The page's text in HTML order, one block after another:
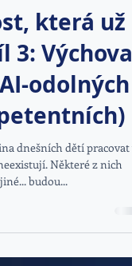
dění
která už
3: Výchova
odolných
dnešních dětí pracovat v
Některé z nich